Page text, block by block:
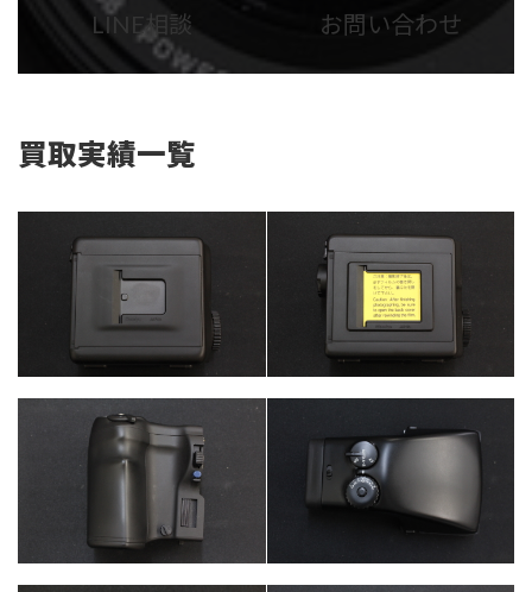
ク
LINE相談
ク
お問い合わせ
買取実績一覧
カメラ・レンズ カテゴリー
カメラ・レンズ
カメラ・レンズ